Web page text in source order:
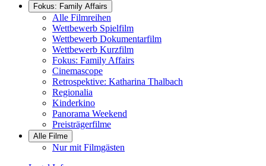
Fokus: Family Affairs
Alle Filmreihen
Wettbewerb Spielfilm
Wettbewerb Dokumentarfilm
Wettbewerb Kurzfilm
Fokus: Family Affairs
Cinemascope
Retrospektive: Katharina Thalbach
Regionalia
Kinderkino
Panorama Weekend
Preisträgerfilme
Alle Filme
Nur mit Filmgästen